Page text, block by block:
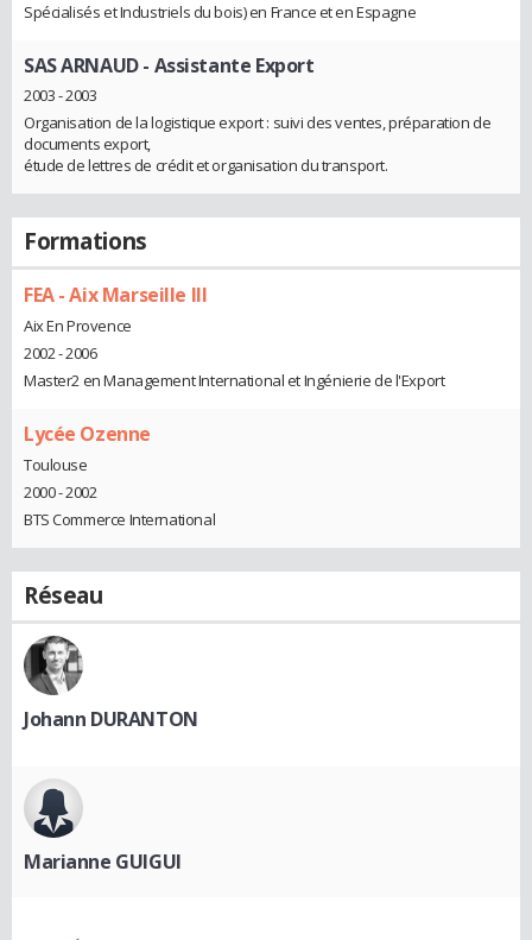
Spécialisés et Industriels du bois) en France et en Espagne
SAS ARNAUD- Assistante Export
2003 - 2003
Organisation de la logistique export : suivi des ventes, préparation de
documents export,
étude de lettres de crédit et organisation du transport.
Formations
FEA - Aix Marseille III
Aix En Provence
2002 - 2006
Master2 en Management International et Ingénierie de l'Export
Lycée Ozenne
Toulouse
2000 - 2002
BTS Commerce International
Réseau
Johann DURANTON
Marianne GUIGUI